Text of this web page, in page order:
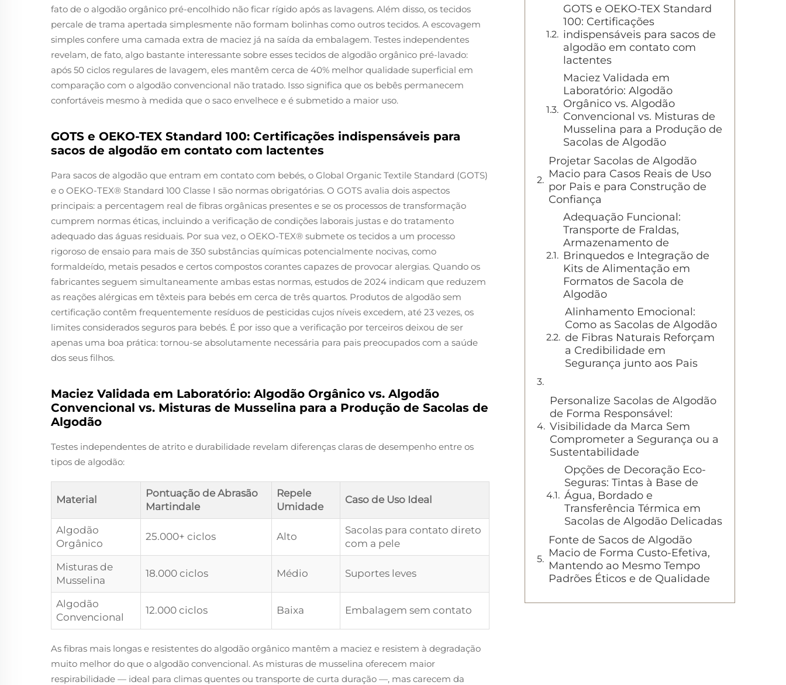
fato de o algodão orgânico pré-encolhido não ficar rígido após as lavagens. Além disso, os tecidos
percale de trama apertada simplesmente não formam bolinhas como outros tecidos. A escovagem
simples confere uma camada extra de maciez já na saída da embalagem. Testes independentes
revelam, de fato, algo bastante interessante sobre esses tecidos de algodão orgânico pré-lavado:
após 50 ciclos regulares de lavagem, eles mantêm cerca de 40% melhor qualidade superficial em
comparação com o algodão convencional não tratado. Isso significa que os bebês permanecem
confortáveis mesmo à medida que o saco envelhece e é submetido a maior uso.
GOTS e OEKO-TEX Standard 100: Certificações indispensáveis para
sacos de algodão em contato com lactentes
Para sacos de algodão que entram em contato com bebés, o Global Organic Textile Standard (GOTS)
e o OEKO-TEX® Standard 100 Classe I são normas obrigatórias. O GOTS avalia dois aspectos
principais: a percentagem real de fibras orgânicas presentes e se os processos de transformação
cumprem normas éticas, incluindo a verificação de condições laborais justas e do tratamento
adequado das águas residuais. Por sua vez, o OEKO-TEX® submete os tecidos a um processo
rigoroso de ensaio para mais de 350 substâncias químicas potencialmente nocivas, como
formaldeído, metais pesados e certos compostos corantes capazes de provocar alergias. Quando os
fabricantes seguem simultaneamente ambas estas normas, estudos de 2024 indicam que reduzem
as reações alérgicas em têxteis para bebés em cerca de três quartos. Produtos de algodão sem
certificação contêm frequentemente resíduos de pesticidas cujos níveis excedem, até 23 vezes, os
limites considerados seguros para bebés. É por isso que a verificação por terceiros deixou de ser
apenas uma boa prática: tornou-se absolutamente necessária para pais preocupados com a saúde
dos seus filhos.
Maciez Validada em Laboratório: Algodão Orgânico vs. Algodão
Convencional vs. Misturas de Musselina para a Produção de Sacolas de
Algodão
Testes independentes de atrito e durabilidade revelam diferenças claras de desempenho entre os
tipos de algodão:
Material
Pontuação de Abrasão
Martindale
Repele
Umidade
Caso de Uso Ideal
Algodão
Orgânico
25.000+ ciclos Alto
Sacolas para contato direto
com a pele
Misturas de
Musselina
18.000 ciclos Médio Suportes leves
Algodão
Convencional
12.000 ciclos Baixa Embalagem sem contato
As fibras mais longas e resistentes do algodão orgânico mantêm a maciez e resistem à degradação
muito melhor do que o algodão convencional. As misturas de musselina oferecem maior
respirabilidade — ideal para climas quentes ou transporte de curta duração —, mas carecem da
GOTS e OEKO-TEX Standard
100: Certificações
indispensáveis para sacos de
algodão em contato com
lactentes
Maciez Validada em
Laboratório: Algodão
Orgânico vs. Algodão
Convencional vs. Misturas de
Musselina para a Produção de
Sacolas de Algodão
Projetar Sacolas de Algodão
Macio para Casos Reais de Uso
por Pais e para Construção de
Confiança
Adequação Funcional:
Transporte de Fraldas,
Armazenamento de
Brinquedos e Integração de
Kits de Alimentação em
Formatos de Sacola de
Algodão
Alinhamento Emocional:
Como as Sacolas de Algodão
de Fibras Naturais Reforçam
a Credibilidade em
Segurança junto aos Pais
Personalize Sacolas de Algodão
de Forma Responsável:
Visibilidade da Marca Sem
Comprometer a Segurança ou a
Sustentabilidade
Opções de Decoração Eco-
Seguras: Tintas à Base de
Água, Bordado e
Transferência Térmica em
Sacolas de Algodão Delicadas
Fonte de Sacos de Algodão
Macio de Forma Custo-Efetiva,
Mantendo ao Mesmo Tempo
Padrões Éticos e de Qualidade